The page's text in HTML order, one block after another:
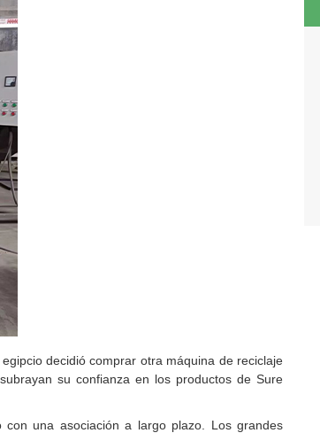
decidió comprar otra máquina de reciclaje
su confianza en los productos de Sure
una asociación a largo plazo. Los grandes